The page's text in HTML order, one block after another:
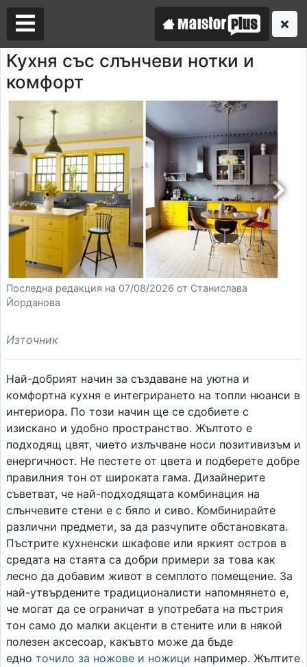
Кухня със слънчеви нотки и
комфорт
Последна редакция на 07/08/2026 от Станислава
Йорданова
Източник
Най-добрият начин за създаване на уютна и
комфортна кухня е интегрирането на топли нюанси в
интериора. По този начин ще се сдобиете с
изискано и удобно пространство. Жълтото е
подходящ цвят, чието излъчване носи позитивизъм и
енергичност. Не пестете от цвета и подберете добре
правилния тон от широката гама. Дизайнерите
съветват, че най-подходящата комбинация на
слънчевите стени е с бяло и сиво. Комбинирайте
различни предмети, за да разчупите обстановката.
Пъстрите кухненски шкафове или яркият остров в
средата на стаята са добри примери за това как
лесно да добавим живот в семплото помещение. За
най-утвърдените традиционалисти напомнянето е,
че могат да се ограничат в употребата на пъстрия
тон само до малки акценти в стените или в някой
полезен аксесоар, какъвто може да бъде
едно точило за ножове и ножици например. Жълтите
Аз съм майстор
Търся майстор